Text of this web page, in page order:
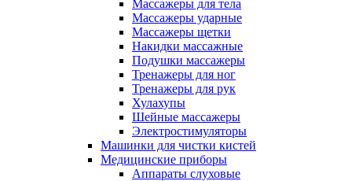
Массажеры для тела
Массажеры ударные
Массажеры щетки
Накидки массажные
Подушки массажеры
Тренажеры для ног
Тренажеры для рук
Хулахупы
Шейные массажеры
Электростимуляторы
Машинки для чистки кистей
Медицинские приборы
Аппараты слуховые